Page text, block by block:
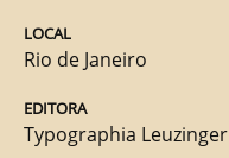
LOCAL
Rio de Janeiro
EDITORA
Typographia Leuzinger